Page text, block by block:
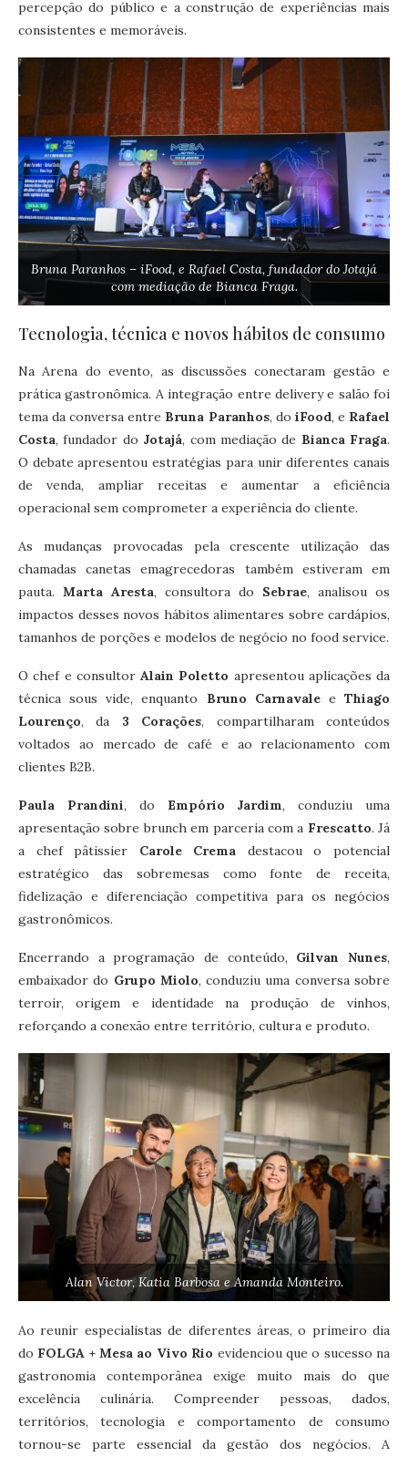
percepção do público e a construção de experiências mais
consistentes e memoráveis.
Bruna Paranhos – iFood, e Rafael Costa, fundador do Jotajá
com mediação de Bianca Fraga.
Tecnologia, técnica e novos hábitos de consumo
Na Arena do evento, as discussões conectaram gestão e
prática gastronômica. A integração entre delivery e salão foi
tema da conversa entre Bruna Paranhos, do iFood, e Rafael
Costa, fundador do Jotajá, com mediação de Bianca Fraga.
O debate apresentou estratégias para unir diferentes canais
de venda, ampliar receitas e aumentar a eficiência
operacional sem comprometer a experiência do cliente.
As mudanças provocadas pela crescente utilização das
chamadas canetas emagrecedoras também estiveram em
pauta. Marta Aresta, consultora do Sebrae, analisou os
impactos desses novos hábitos alimentares sobre cardápios,
tamanhos de porções e modelos de negócio no food service.
O chef e consultor Alain Poletto apresentou aplicações da
técnica sous vide, enquanto Bruno CarnavaleeThiago
Lourenço, da 3 Corações, compartilharam conteúdos
voltados ao mercado de café e ao relacionamento com
clientes B2B.
Paula Prandini, do Empório Jardim, conduziu uma
apresentação sobre brunch em parceria com a Frescatto. Já
a chef pâtissier Carole Crema destacou o potencial
estratégico das sobremesas como fonte de receita,
fidelização e diferenciação competitiva para os negócios
gastronômicos.
Encerrando a programação de conteúdo, Gilvan Nunes,
embaixador do Grupo Miolo, conduziu uma conversa sobre
terroir, origem e identidade na produção de vinhos,
reforçando a conexão entre território, cultura e produto.
Alan Victor, Katia Barbosa e Amanda Monteiro.
Ao reunir especialistas de diferentes áreas, o primeiro dia
do FOLGA + Mesa ao Vivo Rio evidenciou que o sucesso na
gastronomia contemporânea exige muito mais do que
excelência culinária. Compreender pessoas, dados,
territórios, tecnologia e comportamento de consumo
tornou-se parte essencial da gestão dos negócios. A